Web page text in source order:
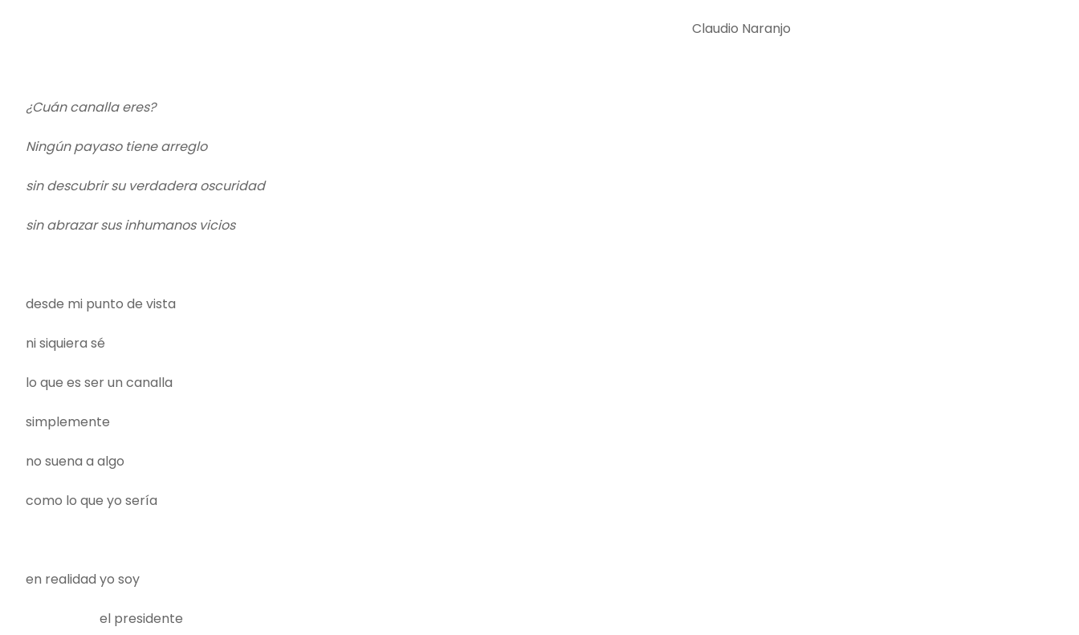
Claudio Naranjo
¿Cuán canalla eres?
Ningún payaso tiene arreglo
sin descubrir su verdadera oscuridad
sin abrazar sus inhumanos vicios
desde mi punto de vista
ni siquiera sé
lo que es ser un canalla
simplemente
no suena a algo
como lo que yo sería
en realidad yo soy
el presidente